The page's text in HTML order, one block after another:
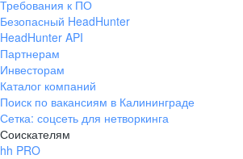
Требования к ПО
Безопасный HeadHunter
HeadHunter API
Партнерам
Инвесторам
Каталог компаний
Поиск по вакансиям в Калининграде
Сетка: соцсеть для нетворкинга
Соискателям
hh PRO